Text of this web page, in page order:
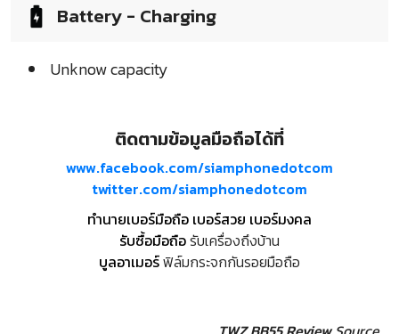
Battery - Charging
Unknow capacity
ติดตามข้อมูลมือถือได้ที่
www.facebook.com/siamphonedotcom
twitter.com/siamphonedotcom
ทำนายเบอร์มือถือ เบอร์สวย เบอร์มงคล
รับซื้อมือถือรับเครื่องถึงบ้าน
บูลอาเมอร์ฟิล์มกระจกกันรอยมือถือ